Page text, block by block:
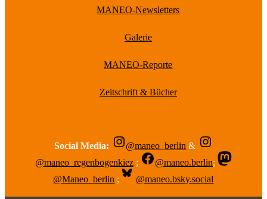
MANEO-Newsletters
Galerie
MANEO-Reporte
Zeitschrift & Bücher
Social Media: @maneo_berlin &
@maneo_regenbogenkiez ; @maneo.berlin;
@Maneo_berlin ; @maneo.bsky.social